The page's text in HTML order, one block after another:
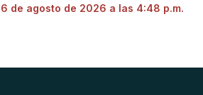
6 de agosto de 2026 a las 4:48 p.m.